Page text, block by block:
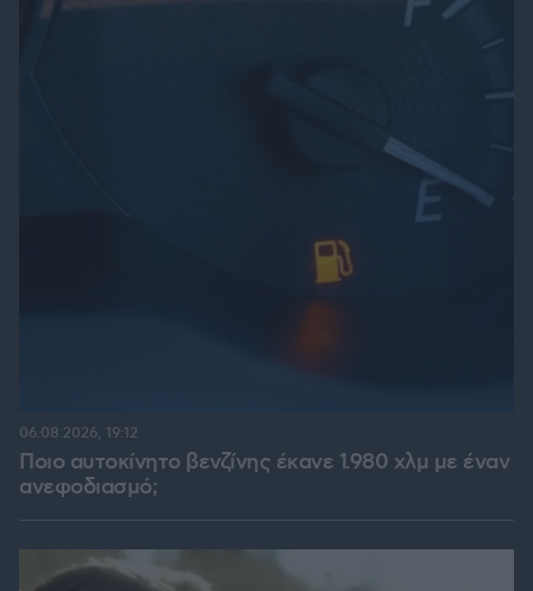
Ποιο αυτοκίνητο βενζίνης έκανε 1.980 χλμ με έναν
ανεφοδιασμό;
06.08.2026, 19:12